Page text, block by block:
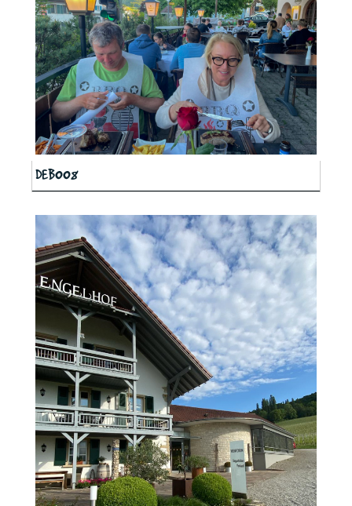
DEB008